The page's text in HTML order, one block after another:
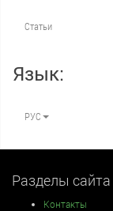
Статьи
Язык:
РУС
Разделы сайта
Контакты